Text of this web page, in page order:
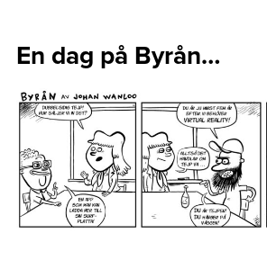
En dag på Byrån…